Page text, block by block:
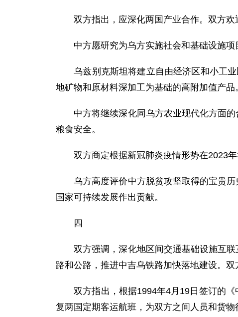
双方指出，应深化两国产业合作。双方欢
中方愿研究为乌方实施社会和基础设施项
乌兹别克斯坦将建立自由经济区和小工业
地矿物和原材料深加工为基础的高附加值产品
中方将继续深化同乌方农业现代化方面的
粮食安全。
双方商定根据新冠肺炎疫情形势在2023年
乌方高度评价中方脱贫攻坚取得的宝贵历
国家可持续发展作出贡献。
四
双方强调，深化地区间交通基础设施互联
路和公路，推进中吉乌铁路加快落地建设。
双方指出，根据1994年4月19日签订的《
复两国定期客运航班，为双方之间人员和货物